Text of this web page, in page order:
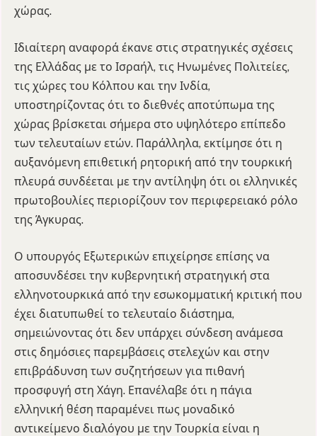
χώρας.
Ιδιαίτερη αναφορά έκανε στις στρατηγικές σχέσεις
της Ελλάδας με το Ισραήλ, τις Ηνωμένες Πολιτείες,
τις χώρες του Κόλπου και την Ινδία,
υποστηρίζοντας ότι το διεθνές αποτύπωμα της
χώρας βρίσκεται σήμερα στο υψηλότερο επίπεδο
των τελευταίων ετών. Παράλληλα, εκτίμησε ότι η
αυξανόμενη επιθετική ρητορική από την τουρκική
πλευρά συνδέεται με την αντίληψη ότι οι ελληνικές
πρωτοβουλίες περιορίζουν τον περιφερειακό ρόλο
της Άγκυρας.
Ο υπουργός Εξωτερικών επιχείρησε επίσης να
αποσυνδέσει την κυβερνητική στρατηγική στα
ελληνοτουρκικά από την εσωκομματική κριτική που
έχει διατυπωθεί το τελευταίο διάστημα,
σημειώνοντας ότι δεν υπάρχει σύνδεση ανάμεσα
στις δημόσιες παρεμβάσεις στελεχών και στην
επιβράδυνση των συζητήσεων για πιθανή
προσφυγή στη Χάγη. Επανέλαβε ότι η πάγια
ελληνική θέση παραμένει πως μοναδικό
αντικείμενο διαλόγου με την Τουρκία είναι η